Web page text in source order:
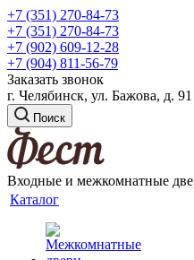
+7 (351) 270-84-73
+7 (351) 270-84-73
+7 (902) 609-12-28
+7 (904) 811-56-79
Заказать звонок
г. Челябинск, ул. Бажова, д. 91
Поиск
Входные и межкомнатные
Каталог